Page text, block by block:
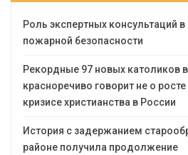
Роль экспертных консультаций
пожарной безопасности
Рекордные 97 новых католиков
красноречиво говорит не о
кризисе христианства в России
История с задержанием
районе получила продолжение